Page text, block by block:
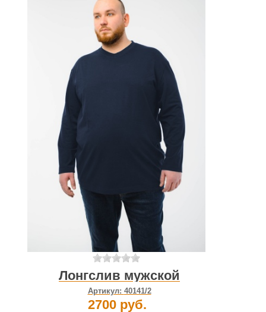
Лонгслив мужской
Артикул: 40141/2
2700 руб.